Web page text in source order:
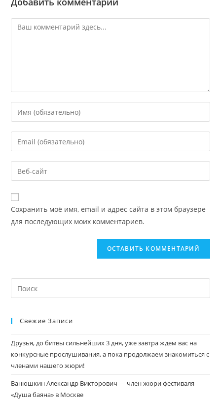
Сохранить моё имя, email и адрес сайта в этом браузере
для последующих моих комментариев.
Свежие Записи
Друзья, до битвы сильнейших 3 дня, уже завтра ждем вас на
конкурсные прослушивания, а пока продолжаем знакомиться с
членами нашего жюри!
Ванюшкин Александр Викторович — член жюри фестиваля
«Душа баяна» в Москве